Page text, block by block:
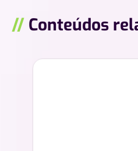
// Conteúdos